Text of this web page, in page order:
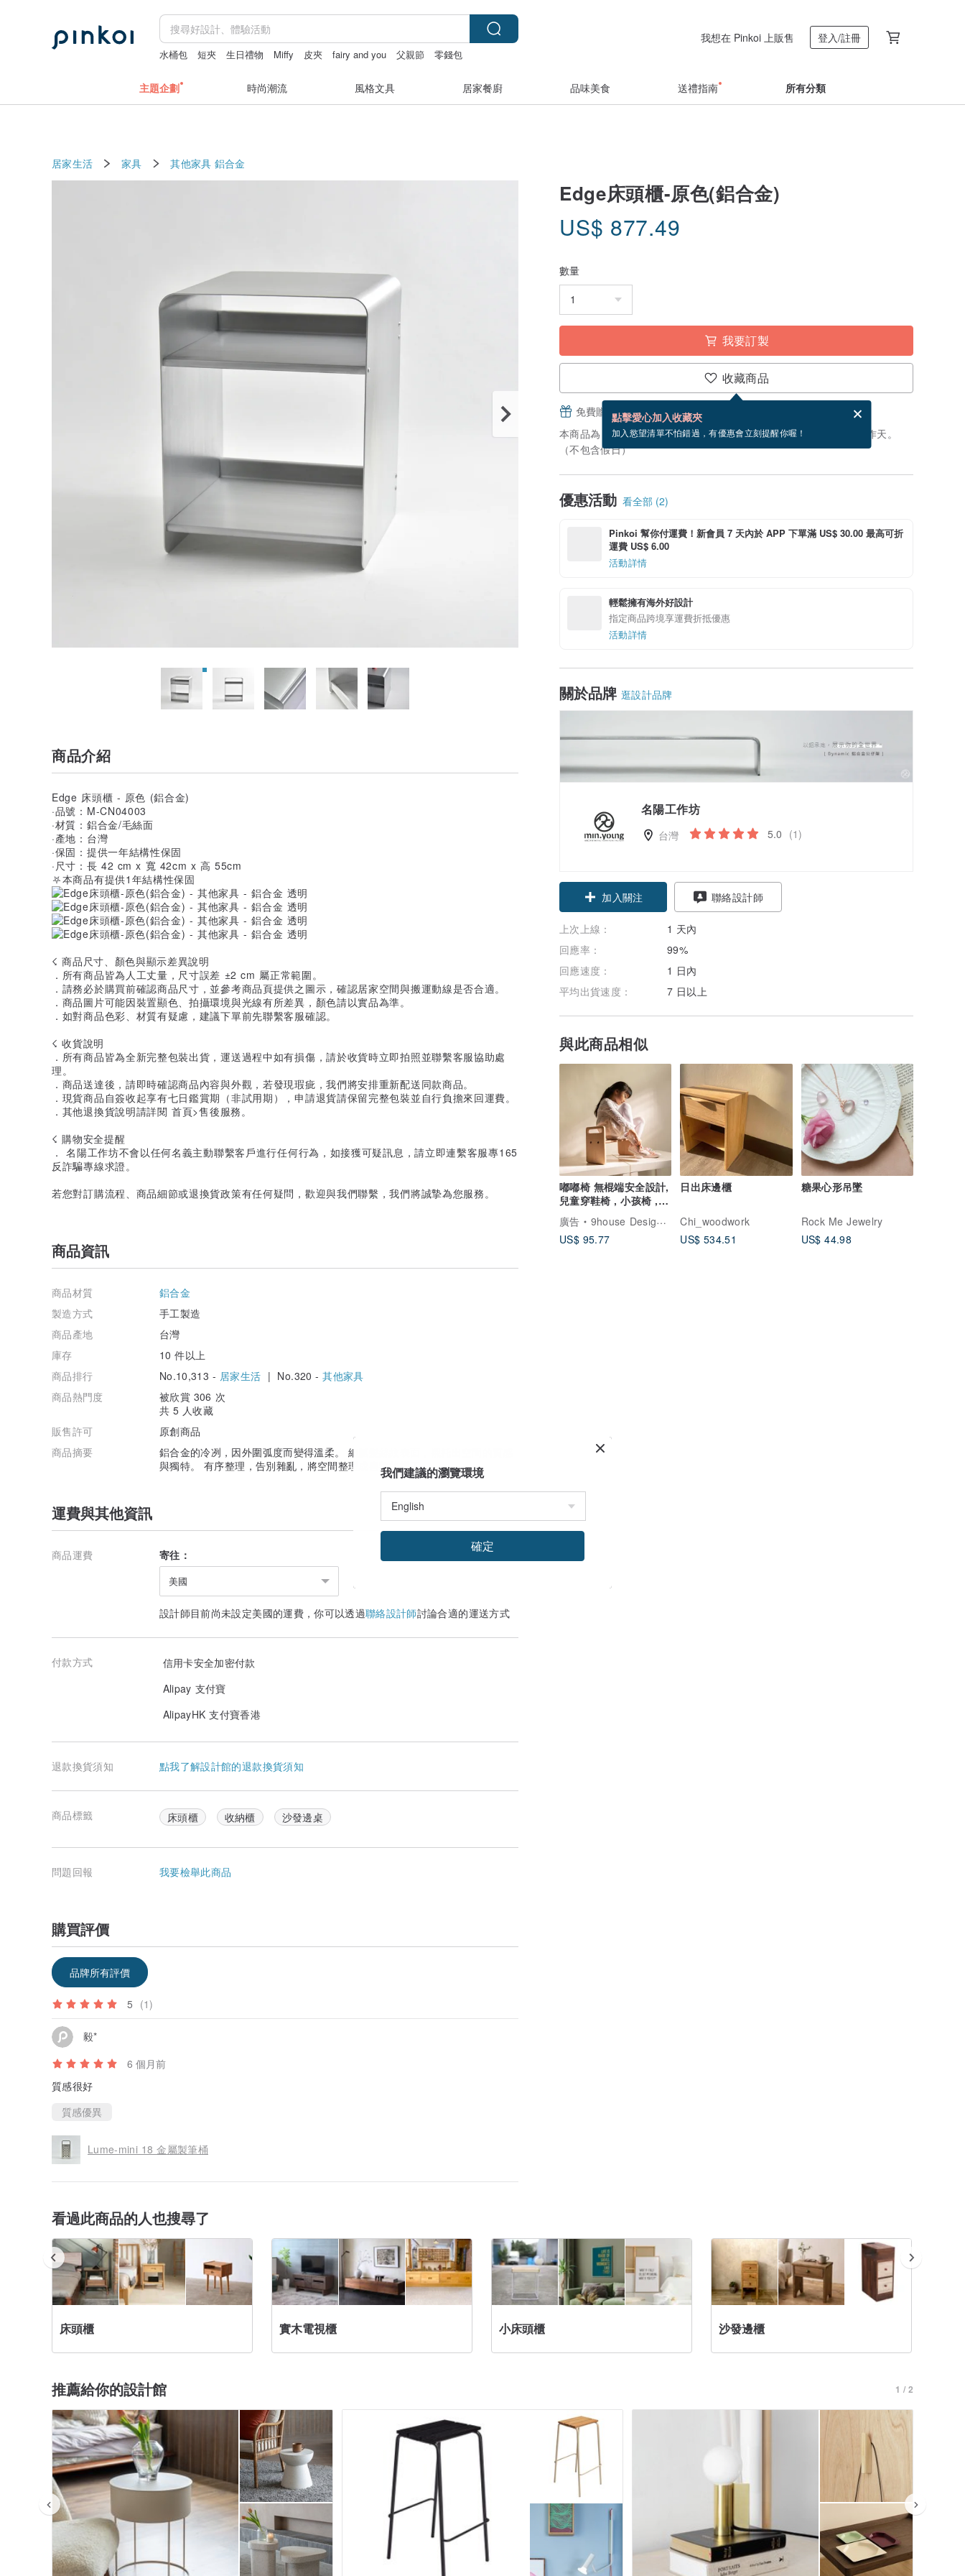
水桶包 短夾 生日禮物 Miffy 皮夾 fairy and you 父親節 零錢包
我想在 Pinkoi 上販售 登入/註冊
主題企劃 時尚潮流 風格文具 居家餐廚 品味美食 送禮指南 所有分類
居家生活 家具 其他家具 鋁合金
Edge床頭櫃-原色(鋁合金)
US$ 877.49
數量
我要訂製
收藏商品
點擊愛心加入收藏夾
加入慾望清單不怕錯過，有優惠會立刻提醒你喔！
免費贈送電子賀卡，結帳完成後填寫
本商品為「接單訂製」。付款後，從開始製作到寄出商品為 35 個工作天。
（不包含假日）
優惠活動 看全部 (2)
Pinkoi 幫你付運費！新會員 7 天內於 APP 下單滿 US$ 30.00 最高可折
運費 US$ 6.00
活動詳情
輕鬆擁有海外好設計
指定商品跨境享運費折抵優惠
活動詳情
關於品牌 逛設計品牌
名陽工作坊
台灣 5.0 (1)
加入關注 聯絡設計師
上次上線：
1 天內
回應率：
99%
回應速度：
1 日內
平均出貨速度：
7 日以上
與此商品相似
嘟嘟椅 無棍端安全設計,
兒童穿鞋椅 , 小孩椅 ,
可客製長寬高
廣告
9house Design / 九窩設計
US$ 95.77
日出床邊櫃
Chi_woodwork
US$ 534.51
糖果心形吊墜
Rock Me Jewelry
US$ 44.98
商品介紹
Edge 床頭櫃 - 原色 (鋁合金)
·品號：M-CN04003
·材質：鋁合金/毛絲面
·產地：台灣
·保固：提供一年結構性保固
·尺寸：長 42 cm x 寬 42cm x 高 55cm
⛧本商品有提供1年結構性保固
☇ 商品尺寸、顏色與顯示差異說明
．所有商品皆為人工丈量，尺寸誤差 ±2 cm 屬正常範圍。
．請務必於購買前確認商品尺寸，並參考商品頁提供之圖示，確認居家空間與搬運動線是否合適。
．商品圖片可能因裝置顯色、拍攝環境與光線有所差異，顏色請以實品為準。
．如對商品色彩、材質有疑慮，建議下單前先聯繫客服確認。
☇ 收貨說明
．所有商品皆為全新完整包裝出貨，運送過程中如有損傷，請於收貨時立即拍照並聯繫客服協助處
理。
．商品送達後，請即時確認商品內容與外觀，若發現瑕疵，我們將安排重新配送同款商品。
．現貨商品自簽收起享有七日鑑賞期（非試用期），申請退貨請保留完整包裝並自行負擔來回運費。
．其他退換貨說明請詳閱 首頁>售後服務。
☇ 購物安全提醒
． 名陽工作坊不會以任何名義主動聯繫客戶進行任何行為，如接獲可疑訊息，請立即連繫客服專165
反詐騙專線求證。
若您對訂購流程、商品細節或退換貨政策有任何疑問，歡迎與我們聯繫，我們將誠摯為您服務。
商品資訊
商品材質
鋁合金
製造方式
手工製造
商品產地
台灣
庫存
10 件以上
商品排行
No.10,313 - 居家生活 | No.320 -其他家具
商品熱門度
被欣賞 306 次
共 5 人收藏
販售許可
原創商品
商品摘要
鋁合金的冷冽，因外圍弧度而變得溫柔。 細膩髮絲紋表面，襯托出空間的質感
與獨特。 有序整理，告別雜亂，將空間整理成喜歡的樣子。
運費與其他資訊
商品運費 寄往：
美國
設計師目前尚未設定美國的運費，你可以透過聯絡設計師討論合適的運送方式
付款方式
信用卡安全加密付款
Alipay 支付寶
AlipayHK 支付寶香港
退款換貨須知 點我了解設計館的退款換貨須知
商品標籤 床頭櫃 收納櫃 沙發邊桌
問題回報 我要檢舉此商品
購買評價
品牌所有評價
5 (1)
毅*
6 個月前
質感很好
質感優異
Lume-mini 18 金屬製筆桶
看過此商品的人也搜尋了
床頭櫃 實木電視櫃 小床頭櫃 沙發邊櫃
推薦給你的設計館 1 / 2
我們建議的瀏覽環境
確定